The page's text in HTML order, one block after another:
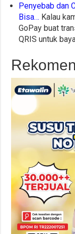
Penyebab dan
Bisa… Kalau
GoPay buat
QRIS untuk